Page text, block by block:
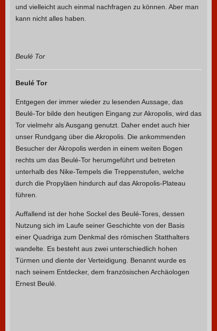
und vielleicht auch einmal nachfragen zu können. Aber man
kann nicht alles haben.
Beulé Tor
Beulé Tor
Entgegen der immer wieder zu lesenden Aussage, das
Beulé-Tor bilde den heutigen Eingang zur Akropolis, wird das
Tor vielmehr als Ausgang genutzt. Daher endet auch hier
unser Rundgang über die Akropolis. Die ankommenden
Besucher der Akropolis werden in einem weiten Bogen
rechts um das Beulé-Tor herumgeführt und betreten
unterhalb des Nike-Tempels die Treppenstufen, welche
durch die Propyläen hindurch auf das Akropolis-Plateau
führen.
Auffallend ist der hohe Sockel des Beulé-Tores, dessen
Nutzung sich im Laufe seiner Geschichte von der Basis
einer Quadriga zum Denkmal des römischen Statthalters
wandelte. Es besteht aus zwei unterschiedlich hohen
Türmen und diente der Verteidigung. Benannt wurde es
nach seinem Entdecker, dem französischen Archäologen
Ernest Beulé.